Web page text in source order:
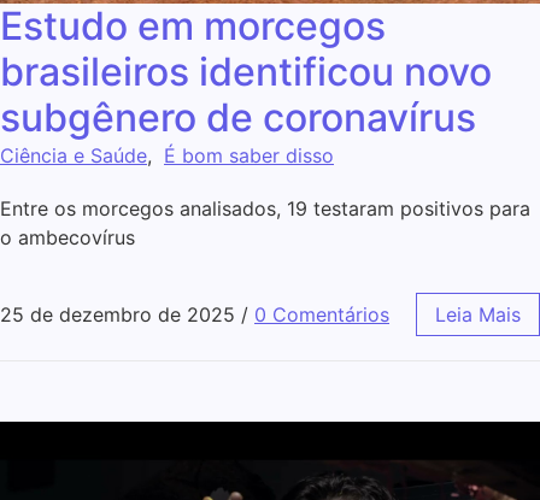
Estudo em morcegos
brasileiros identificou novo
subgênero de coronavírus
Ciência e Saúde, É bom saber disso
Entre os morcegos analisados, 19 testaram positivos para
o ambecovírus
25 de dezembro de 2025 / 0 Comentários Leia Mais